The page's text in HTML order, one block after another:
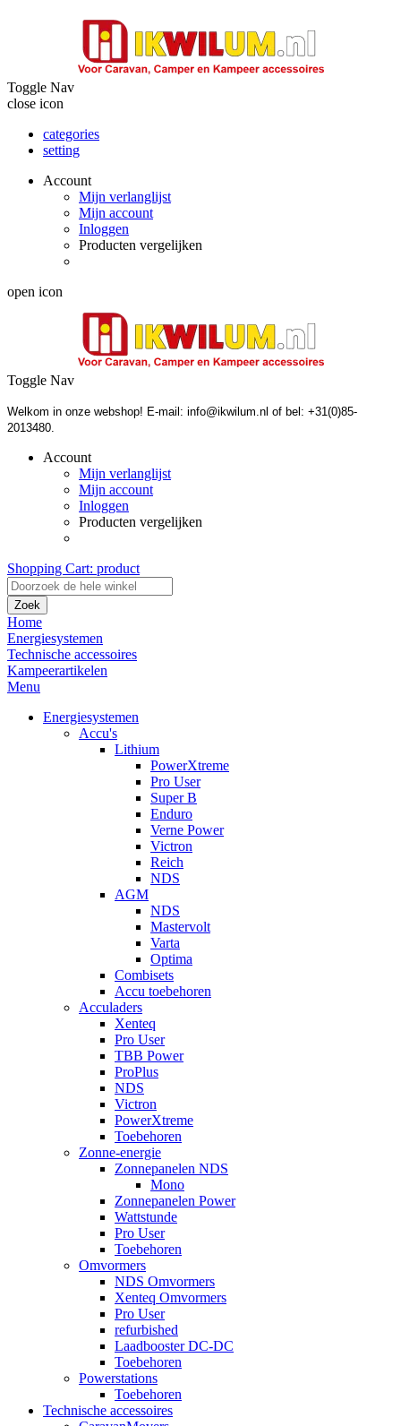
Toggle Nav
close icon
categories
setting
Account
Mijn verlanglijst
Mijn account
Inloggen
Producten vergelijken
open icon
Toggle Nav
Welkom in onze webshop! E-mail: info@ikwilum.nl of bel: +31(0)85-
2013480.
Account
Mijn verlanglijst
Mijn account
Inloggen
Producten vergelijken
Shopping Cart: product
Zoek
Home
Energiesystemen
Technische accessoires
Kampeerartikelen
Menu
Energiesystemen
Accu's
Lithium
PowerXtreme
Pro User
Super B
Enduro
Verne Power
Victron
Reich
NDS
AGM
NDS
Mastervolt
Varta
Optima
Combisets
Accu toebehoren
Acculaders
Xenteq
Pro User
TBB Power
ProPlus
NDS
Victron
PowerXtreme
Toebehoren
Zonne-energie
Zonnepanelen NDS
Mono
Zonnepanelen Power
Wattstunde
Pro User
Toebehoren
Omvormers
NDS Omvormers
Xenteq Omvormers
Pro User
refurbished
Laadbooster DC-DC
Toebehoren
Powerstations
Toebehoren
Technische accessoires